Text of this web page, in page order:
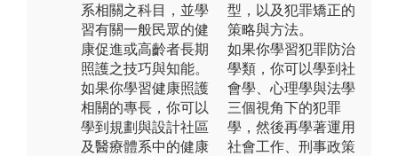
系相關之科目，並學
習有關一般民眾的健
康促進或高齡者長期
照護之技巧與知能。
如果你學習健康照護
相關的專長，你可以
學到規劃與設計社區
及醫療體系中的健康
型，以及犯罪矯正的
策略與方法。
如果你學習犯罪防治
學類，你可以學到社
會學、心理學與法學
三個視角下的犯罪
學，然後再學著運用
社會工作、刑事政策